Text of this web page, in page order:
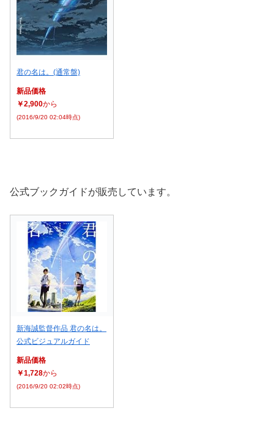
君の名は。(通常盤)
新品価格
￥2,900から
(2016/9/20 02:04時点)
公式ブックガイドが販売しています。
新海誠監督作品 君の名は。
公式ビジュアルガイド
新品価格
￥1,728から
(2016/9/20 02:02時点)